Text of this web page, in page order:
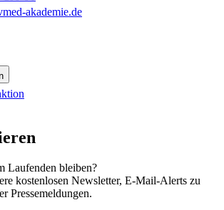
akademie.de
Laufenden bleiben?
kostenlosen Newsletter, E-Mail-Alerts zu
Pressemeldungen.